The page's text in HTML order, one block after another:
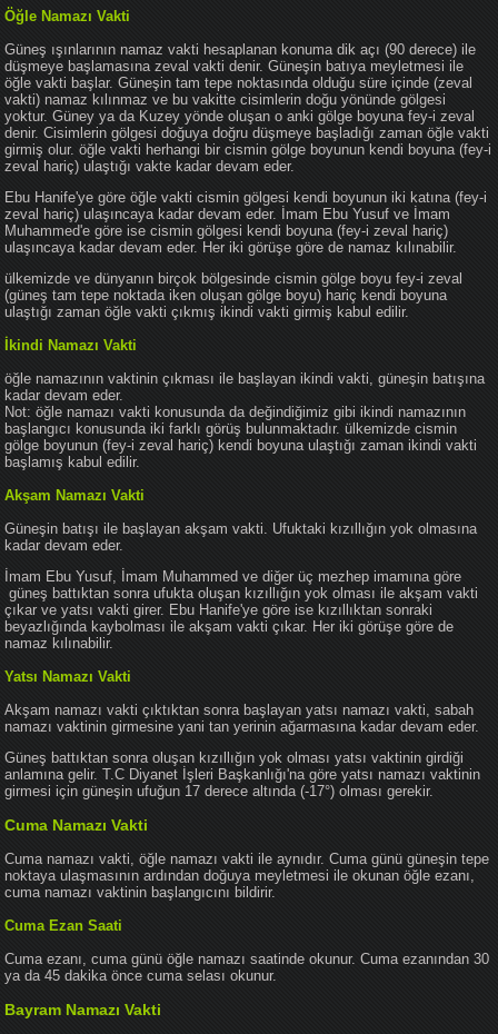
Öğle Namazı Vakti
Güneş ışınlarının namaz vakti hesaplanan konuma dik açı (90 derece) ile
düşmeye başlamasına zeval vakti denir. Güneşin batıya meyletmesi ile
öğle vakti başlar. Güneşin tam tepe noktasında olduğu süre içinde (zeval
vakti) namaz kılınmaz ve bu vakitte cisimlerin doğu yönünde gölgesi
yoktur. Güney ya da Kuzey yönde oluşan o anki gölge boyuna fey-i zeval
denir. Cisimlerin gölgesi doğuya doğru düşmeye başladığı zaman öğle vakti
girmiş olur. öğle vakti herhangi bir cismin gölge boyunun kendi boyuna (fey-i
zeval hariç) ulaştığı vakte kadar devam eder.
Ebu Hanife'ye göre öğle vakti cismin gölgesi kendi boyunun iki katına (fey-i
zeval hariç) ulaşıncaya kadar devam eder. İmam Ebu Yusuf ve İmam
Muhammed'e göre ise cismin gölgesi kendi boyuna (fey-i zeval hariç)
ulaşıncaya kadar devam eder. Her iki görüşe göre de namaz kılınabilir.
ülkemizde ve dünyanın birçok bölgesinde cismin gölge boyu fey-i zeval
(güneş tam tepe noktada iken oluşan gölge boyu) hariç kendi boyuna
ulaştığı zaman öğle vakti çıkmış ikindi vakti girmiş kabul edilir.
İkindi Namazı Vakti
öğle namazının vaktinin çıkması ile başlayan ikindi vakti, güneşin batışına
kadar devam eder.
Not: öğle namazı vakti konusunda da değindiğimiz gibi ikindi namazının
başlangıcı konusunda iki farklı görüş bulunmaktadır. ülkemizde cismin
gölge boyunun (fey-i zeval hariç) kendi boyuna ulaştığı zaman ikindi vakti
başlamış kabul edilir.
Akşam Namazı Vakti
Güneşin batışı ile başlayan akşam vakti. Ufuktaki kızıllığın yok olmasına
kadar devam eder.
İmam Ebu Yusuf, İmam Muhammed ve diğer üç mezhep imamına göre
güneş battıktan sonra ufukta oluşan kızıllığın yok olması ile akşam vakti
çıkar ve yatsı vakti girer. Ebu Hanife'ye göre ise kızıllıktan sonraki
beyazlığında kaybolması ile akşam vakti çıkar. Her iki görüşe göre de
namaz kılınabilir.
Yatsı Namazı Vakti
Akşam namazı vakti çıktıktan sonra başlayan yatsı namazı vakti, sabah
namazı vaktinin girmesine yani tan yerinin ağarmasına kadar devam eder.
Güneş battıktan sonra oluşan kızıllığın yok olması yatsı vaktinin girdiği
anlamına gelir. T.C Diyanet İşleri Başkanlığı'na göre yatsı namazı vaktinin
girmesi için güneşin ufuğun 17 derece altında (-17°) olması gerekir.
Cuma Namazı Vakti
Cuma namazı vakti, öğle namazı vakti ile aynıdır. Cuma günü güneşin tepe
noktaya ulaşmasının ardından doğuya meyletmesi ile okunan öğle ezanı,
cuma namazı vaktinin başlangıcını bildirir.
Cuma Ezan Saati
Cuma ezanı, cuma günü öğle namazı saatinde okunur. Cuma ezanından 30
ya da 45 dakika önce cuma selası okunur.
Bayram Namazı Vakti